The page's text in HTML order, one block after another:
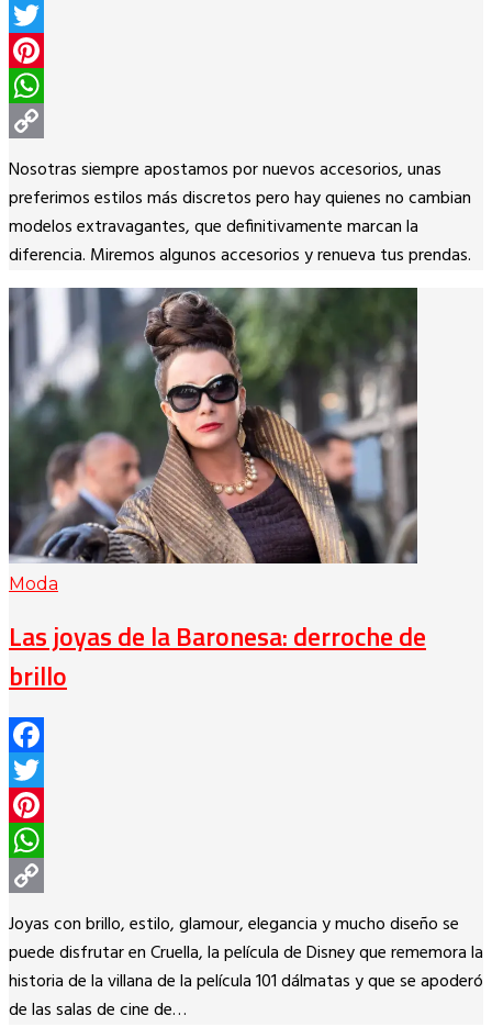
Facebook
Twitter
Pinterest
WhatsApp
Copy
Link
Nosotras siempre apostamos por nuevos accesorios, unas
preferimos estilos más discretos pero hay quienes no cambian
modelos extravagantes, que definitivamente marcan la
diferencia. Miremos algunos accesorios y renueva tus prendas.
Moda
Las joyas de la Baronesa: derroche de
brillo
Facebook
Twitter
Pinterest
WhatsApp
Copy
Link
Joyas con brillo, estilo, glamour, elegancia y mucho diseño se
puede disfrutar en Cruella, la película de Disney que rememora la
historia de la villana de la película 101 dálmatas y que se apoderó
de las salas de cine de…